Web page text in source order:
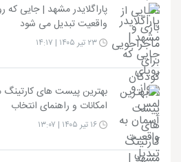
پاراگلایدر مشهد | جایی که
واقعیت تبدیل می شود
بهترین پیست های
امکانات و راهنمای انتخاب